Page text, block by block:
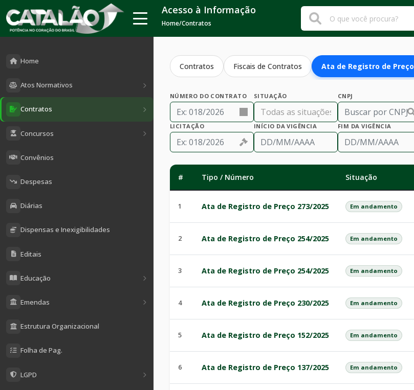
Home
Atos Normativos
Contratos
Concursos
Convênios
Despesas
Diárias
Dispensas e Inexigibilidades
Editais
Educação
Emendas
Estrutura Organizacional
Folha de Pag.
LGPD
Acesso à Informação
Home/Contratos
Contratos Fiscais de Contratos Ata de Registro de Preço
NÚMERO DO CONTRATO SITUAÇÃO CNPJ
LICITAÇÃO INÍCIO DA VIGÊNCIA FIM DA VIGÊNCIA
# Tipo / Número Situação
1 Ata de Registro de Preço 273/2025 Em andamento
2 Ata de Registro de Preço 254/2025 Em andamento
3 Ata de Registro de Preço 254/2025 Em andamento
4 Ata de Registro de Preço 230/2025 Em andamento
5 Ata de Registro de Preço 152/2025 Em andamento
6 Ata de Registro de Preço 137/2025 Em andamento